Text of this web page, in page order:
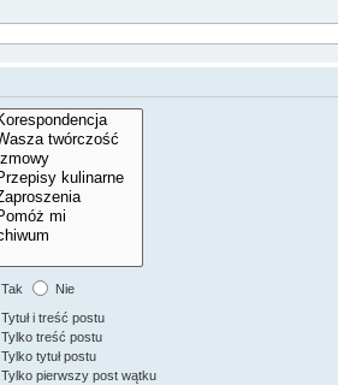
Tak
Nie
Tytuł i treść postu
Tylko treść postu
Tylko tytuł postu
Tylko pierwszy post wątku